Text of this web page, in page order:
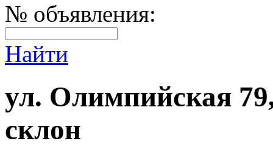
№ объявления:
Найти
ул. Олимпийская
склон